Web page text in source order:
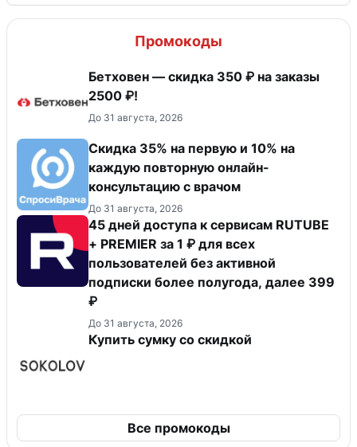
Промокоды
Бетховен — скидка 350 ₽ на заказы
2500 ₽!
До 31 августа, 2026
Скидка 35% на первую и 10% на
каждую повторную онлайн-
консультацию с врачом
До 31 августа, 2026
45 дней доступа к сервисам RUTUBE
+ PREMIER за 1 ₽ для всех
пользователей без активной
подписки более полугода, далее 399
₽
До 31 августа, 2026
Купить сумку со скидкой
Все промокоды